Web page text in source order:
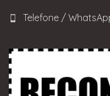
Telefone /